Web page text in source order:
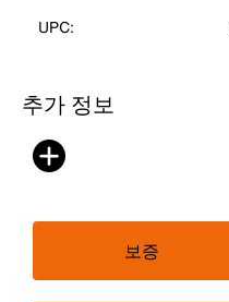
UPC:
추가 정보
보증